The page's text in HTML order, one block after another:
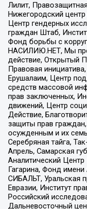
Лилит,
Нижегородский
Центр гендерных
граждан Штаб,
Фонд борьбы с
НАСИЛИЮ.НЕТ, Мы
действие, Открытый
Правовая
Ерушалаим, Центр
средств массовой
прав заключенных,
движений, Центр
Действие,
защиты прав
осужденным и их
Серебряная тайга,
Апрель, Самарская
Аналитический
Гагарина, Фонд
СИБАЛЬТ, Уральская
Евразии, Институт
Российский
Дальневосточный